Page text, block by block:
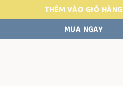
THÊM VÀO GIỎ HÀNG
MUA NGAY